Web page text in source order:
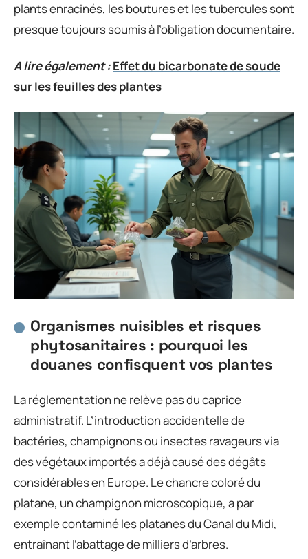
plants enracinés, les boutures et les tubercules sont
presque toujours soumis à l’obligation documentaire.
A lire également :Effet du bicarbonate de soude
sur les feuilles des plantes
Organismes nuisibles et risques
phytosanitaires : pourquoi les
douanes confisquent vos plantes
La réglementation ne relève pas du caprice
administratif. L’introduction accidentelle de
bactéries, champignons ou insectes ravageurs via
des végétaux importés a déjà causé des dégâts
considérables en Europe. Le chancre coloré du
platane, un champignon microscopique, a par
exemple contaminé les platanes du Canal du Midi,
entraînant l’abattage de milliers d’arbres.